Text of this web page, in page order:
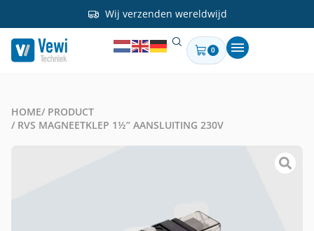
Wij verzenden wereldwijd
0
HOME/ PRODUCT
/ RVS MAGNEETKLEP 1½” AANSLUITING 230V